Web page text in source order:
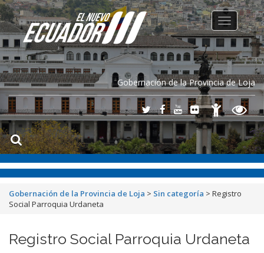
Gobernación de la Provincia de Loja
Toggle
navigation
Gobernación de la Provincia de Loja > Sin categoría > Registro
Social Parroquia Urdaneta
Registro Social Parroquia Urdaneta